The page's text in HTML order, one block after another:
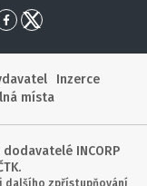
PřejítPřejít
Inzerce
místa
INCORP
dalšího zpřístupňování